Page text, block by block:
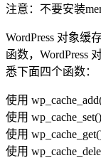
注意：不要安装
WordPress 对象缓
函数，WordPress
悉下面四个函数：
使用
使用
使用
使用